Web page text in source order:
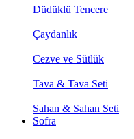
Düdüklü Tencere
Çaydanlık
Cezve ve Sütlük
Tava & Tava Seti
Sahan & Sahan Seti
Sofra